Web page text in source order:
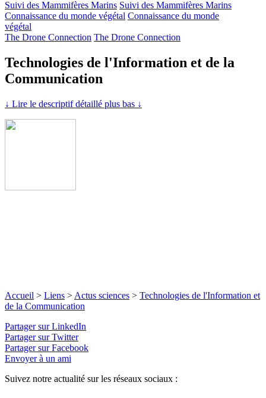
Suivi des Mammifères Marins Suivi des Mammifères Marins
Connaissance du monde végétal Connaissance du monde
végétal
The Drone Connection The Drone Connection
Technologies de l'Information et de la
Communication
↓ Lire le descriptif détaillé plus bas ↓
Accueil > Liens > Actus sciences > Technologies de l'Information et
de la Communication
Partager sur LinkedIn
Partager sur Twitter
Partager sur Facebook
Envoyer à un ami
Suivez notre actualité sur les réseaux sociaux :